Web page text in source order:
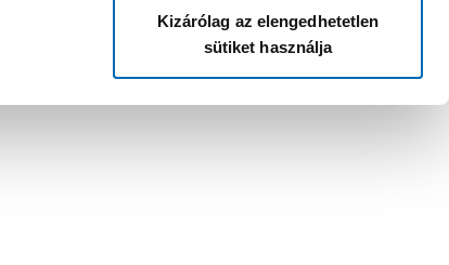
Kizárólag az elengedhetetlen
sütiket használja